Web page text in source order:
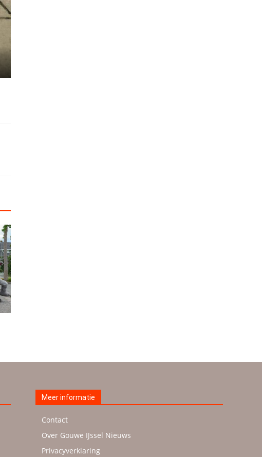
Meer informatie
Contact
Over Gouwe IJssel Nieuws
Privacyverklaring